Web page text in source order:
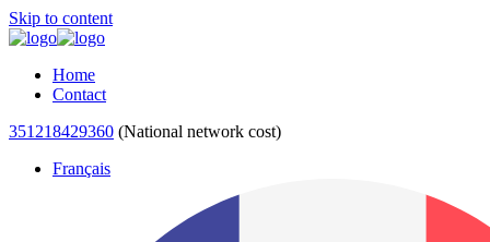
Skip to content
Home
Contact
351218429360 (National network cost)
Français